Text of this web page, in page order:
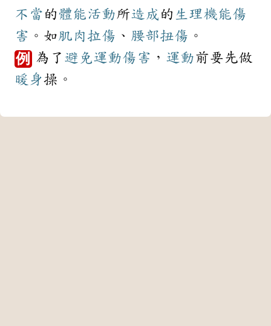
不當 的體能活動所造成 的 生理機能傷
害 。如肌肉拉傷 、 腰部扭傷 。
例 為了 避免運動傷害 ， 運動前要先做
暖身操。